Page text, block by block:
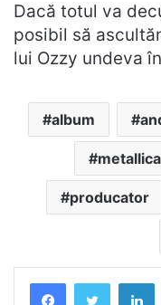
Dacă totul va
posibil să
lui Ozzy undeva
album
metallica
producator